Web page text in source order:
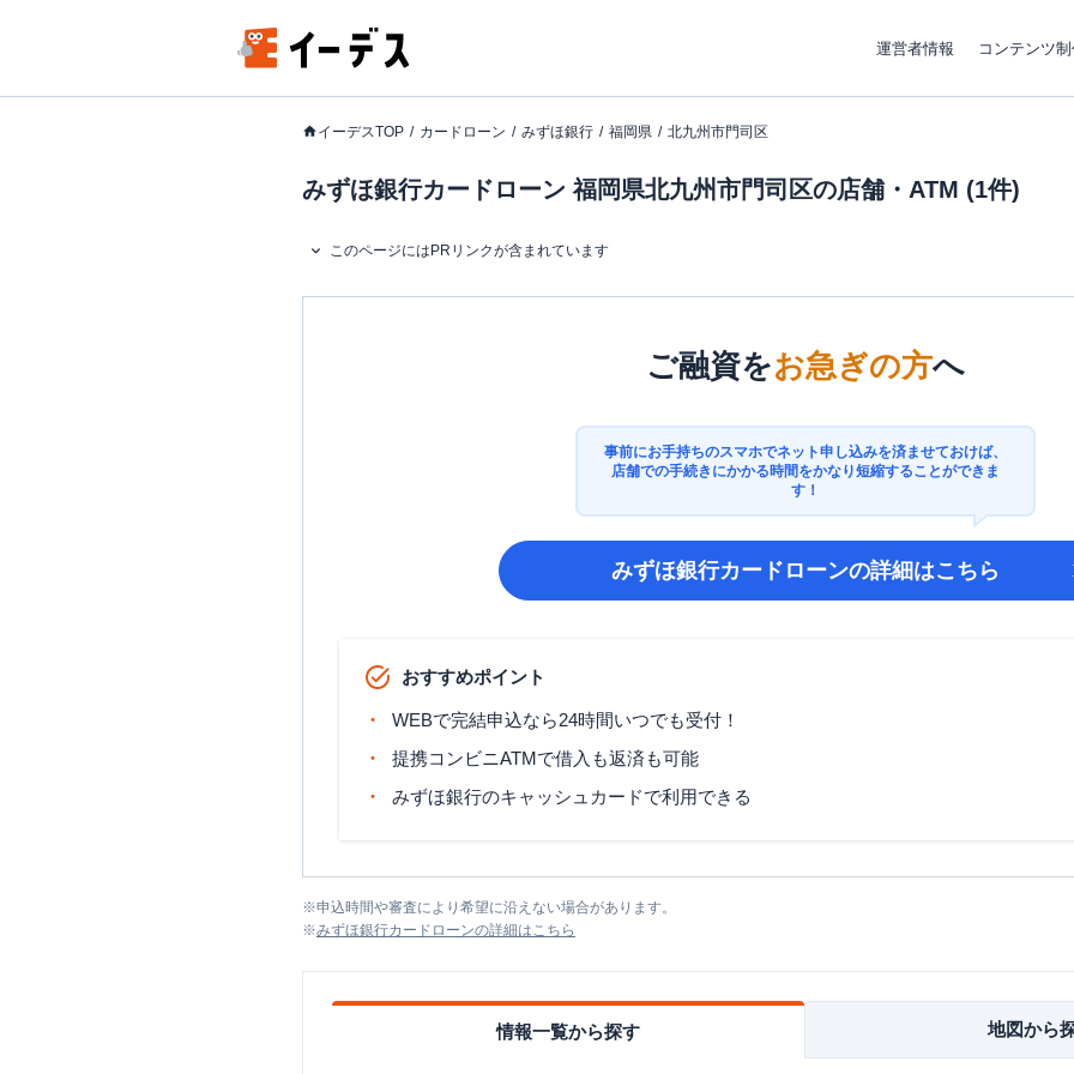
運営者情報 コンテンツ
イーデスTOP カードローン みずほ銀行 福岡県 北九州市門司区
みずほ銀行カードローン 福岡県北九州市門司区の店舗・ATM (1件)
このページにはPRリンクが含まれています
ご融資をお急ぎの方へ
事前にお手持ちのスマホでネット申し込みを済ませておけば、
店舗での手続きにかかる時間をかなり短縮することができま
す！
みずほ銀行カードローンの詳細はこちら
おすすめポイント
WEBで完結申込なら24時間いつでも受付！
提携コンビニATMで借入も返済も可能
みずほ銀行のキャッシュカードで利用できる
※申込時間や審査により希望に沿えない場合があります。
※みずほ銀行カードローンの詳細はこちら
情報一覧から探す 地図から